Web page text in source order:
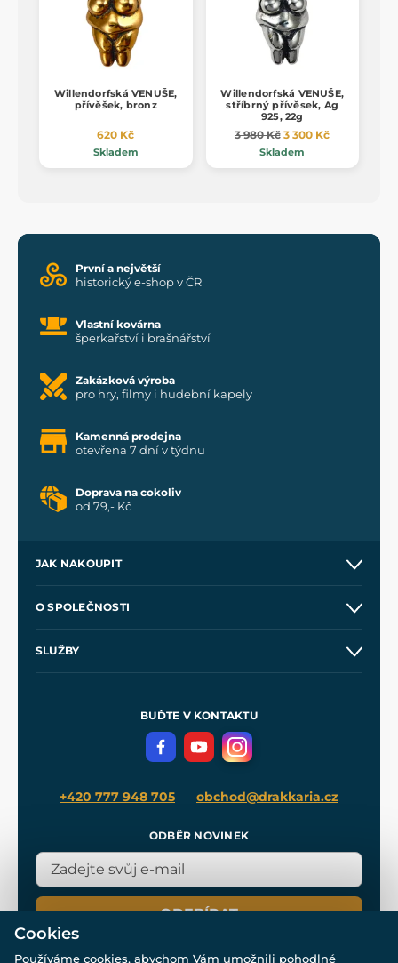
Willendorfská VENUŠE,
přívěšek, bronz
620 Kč
Skladem
Willendorfská VENUŠE,
stříbrný přívěsek, Ag
925, 22g
3 980 Kč 3 300 Kč
Skladem
První a největší
historický e-shop v ČR
Vlastní kovárna
šperkařství i brašnářství
Zakázková výroba
pro hry, filmy i hudební kapely
Kamenná prodejna
otevřena 7 dní v týdnu
Doprava na cokoliv
od 79,- Kč
JAK NAKOUPIT
Velkoobchod
O SPOLEČNOSTI
SLUŽBY
Meče pro Kingdom Come
BUĎTE V KONTAKTU
+420 777 948 705 obchod@drakkaria.cz
ODBĚR NOVINEK
ODEBÍRAT
Cookies
Používáme cookies, abychom Vám umožnili pohodlné